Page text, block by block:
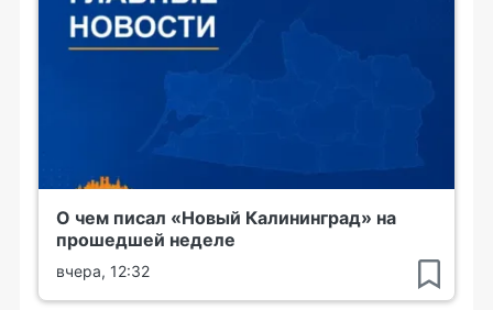
О чем писал «Новый Калининград» на
прошедшей неделе
вчера, 12:32